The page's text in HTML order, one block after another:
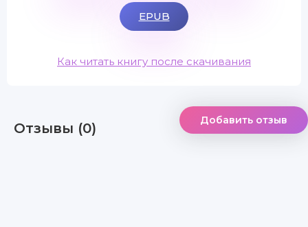
EPUB
Как читать книгу после скачивания
Отзывы (0) Добавить отзыв